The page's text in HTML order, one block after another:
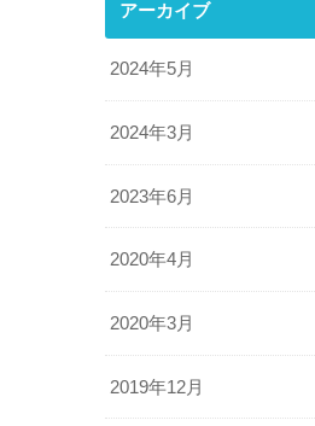
アーカイブ
2024年5月
2024年3月
2023年6月
2020年4月
2020年3月
2019年12月